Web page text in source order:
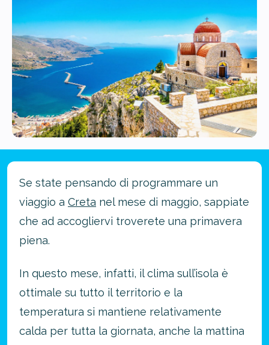
Se state pensando di programmare un
viaggio a Creta nel mese di maggio, sappiate
che ad accogliervi troverete una primavera
piena.
In questo mese, infatti, il clima sull’isola è
ottimale su tutto il territorio e la
temperatura si mantiene relativamente
calda per tutta la giornata, anche la mattina